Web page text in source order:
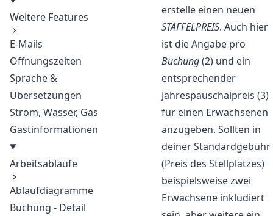
Weitere Features
E-Mails
Öffnungszeiten
Sprache &
Übersetzungen
Strom, Wasser, Gas
Gastinformationen
Arbeitsabläufe
Ablaufdiagramme
Buchung - Detail
erstelle einen neuen
STAFFELPREIS. Auch hier
ist die Angabe pro
Buchung(2) und ein
entsprechender
Jahrespauschalpreis (3)
für einen Erwachsenen
anzugeben. Sollten in
deiner Standardgebühr
(Preis des Stellplatzes)
beispielsweise zwei
Erwachsene inkludiert